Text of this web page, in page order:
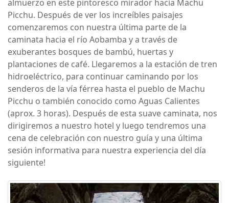
almuerzo en este pintoresco mirador hacia Machu
Picchu. Después de ver los increíbles paisajes
comenzaremos con nuestra última parte de la
caminata hacia el río Aobamba y a través de
exuberantes bosques de bambú, huertas y
plantaciones de café. Llegaremos a la estación de tren
hidroeléctrico, para continuar caminando por los
senderos de la vía férrea hasta el pueblo de Machu
Picchu o también conocido como Aguas Calientes
(aprox. 3 horas). Después de esta suave caminata, nos
dirigiremos a nuestro hotel y luego tendremos una
cena de celebración con nuestro guía y una última
sesión informativa para nuestra experiencia del día
siguiente!